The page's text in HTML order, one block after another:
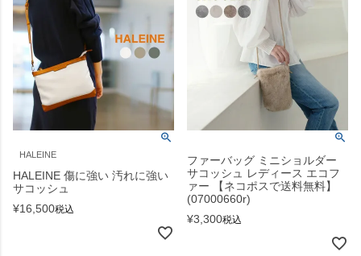
HALEINE
HALEINE 傷に強い 汚れに強い
サコッシュ
¥16,500税込
ファーバッグ ミニショルダー
サコッシュ レディース エコフ
ァー 【ネコポスで送料無料】
(07000660r)
¥3,300税込